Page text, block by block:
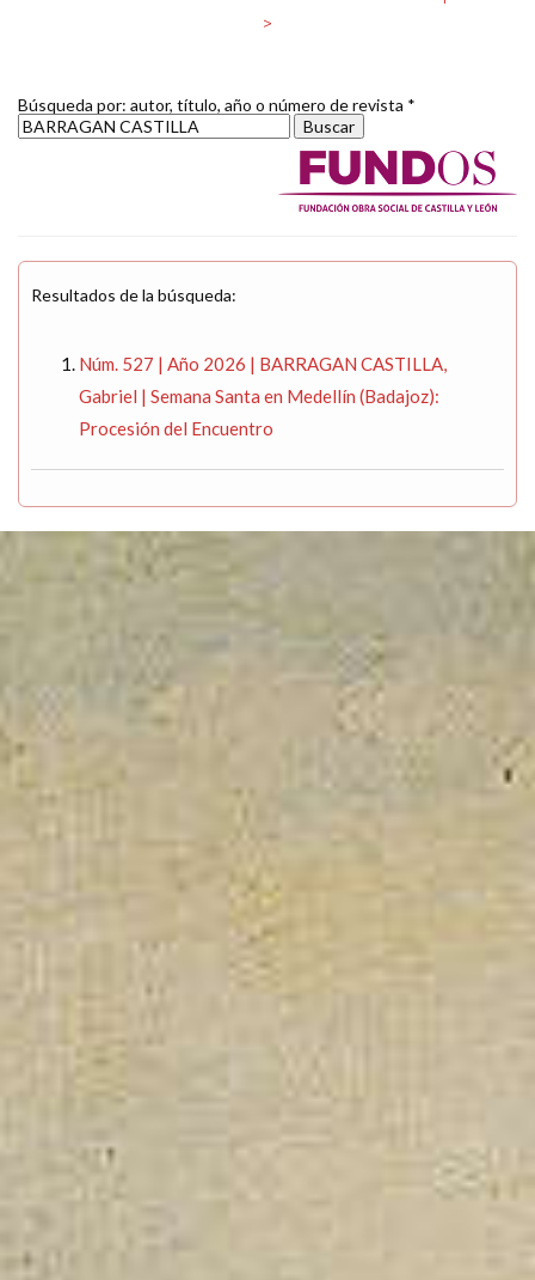
>
Búsqueda por: autor, título, año o número de revista *
Resultados de la búsqueda:
Núm. 527 | Año 2026 | BARRAGAN CASTILLA,
Gabriel | Semana Santa en Medellín (Badajoz):
Procesión del Encuentro